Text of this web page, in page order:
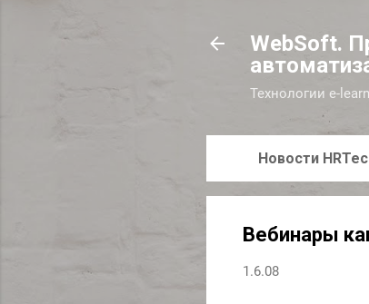
WebSoft.
Технологии e-
Новости
Вебинары
1.6.08